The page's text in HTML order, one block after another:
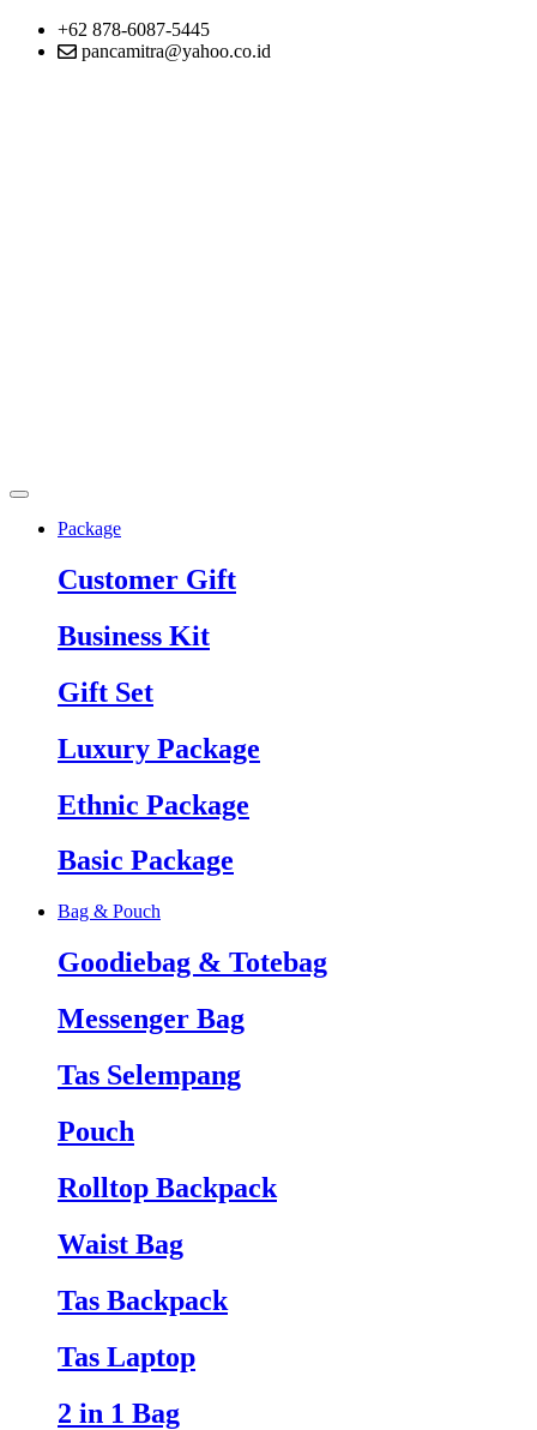
+62 878-6087-5445
pancamitra@yahoo.co.id
Package
Customer Gift
Business Kit
Gift Set
Luxury Package
Ethnic Package
Basic Package
Bag & Pouch
Goodiebag & Totebag
Messenger Bag
Tas Selempang
Pouch
Rolltop Backpack
Waist Bag
Tas Backpack
Tas Laptop
2 in 1 Bag